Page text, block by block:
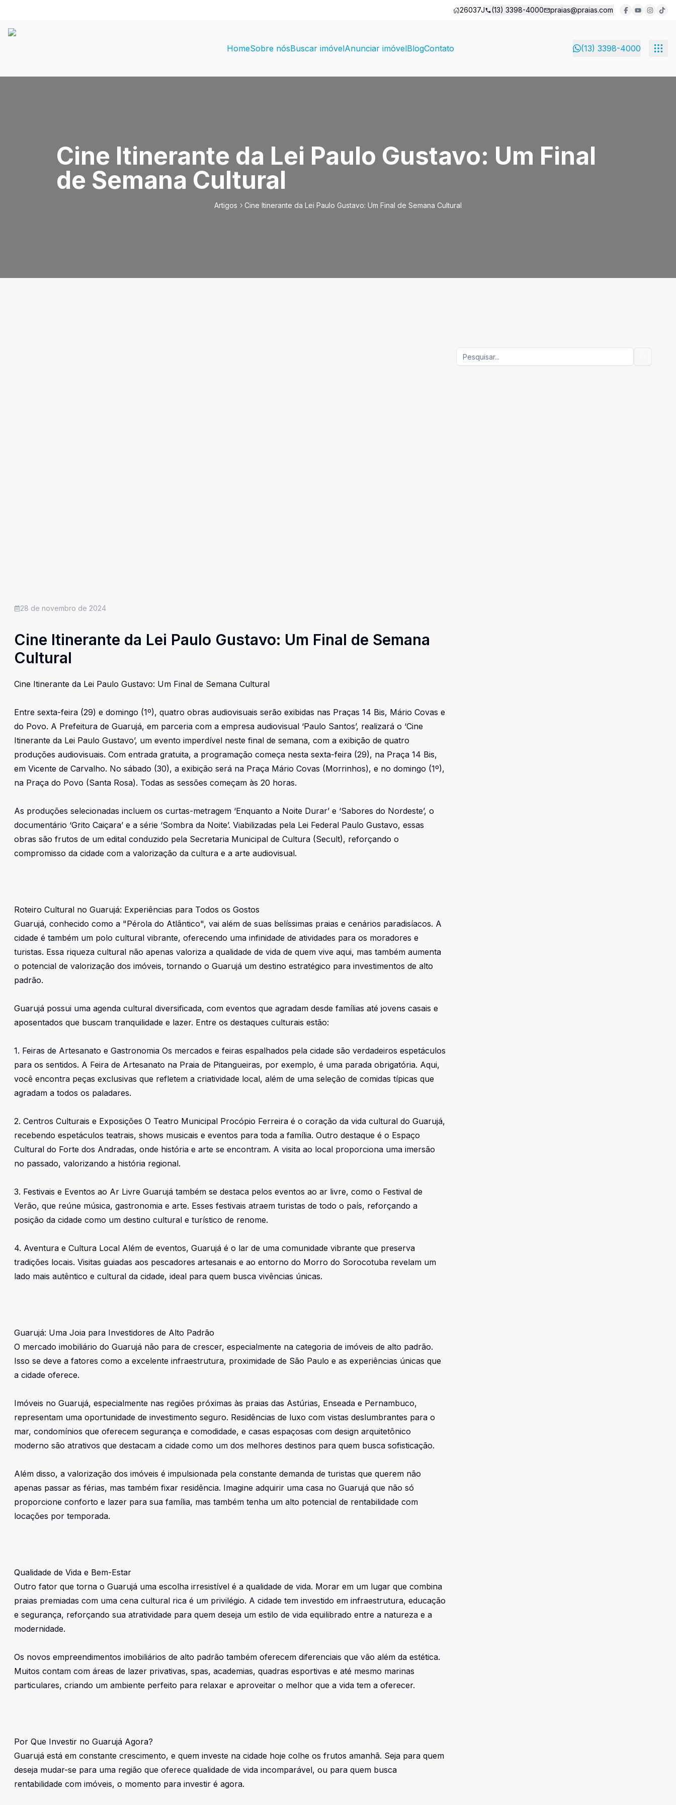
26037J (13) 3398-4000 praias@praias.com
HomeSobre nósBuscar imóvelAnunciar imóvelBlogContato (13) 3398-4000
Cine Itinerante da Lei Paulo Gustavo: Um Final
de Semana Cultural
Artigos Cine Itinerante da Lei Paulo Gustavo: Um Final de Semana Cultural
28 de novembro de 2024
Cine Itinerante da Lei Paulo Gustavo: Um Final de Semana
Cultural
Cine Itinerante da Lei Paulo Gustavo: Um Final de Semana Cultural
Entre sexta-feira (29) e domingo (1º), quatro obras audiovisuais serão exibidas nas Praças 14 Bis, Mário Covas e
do Povo. A Prefeitura de Guarujá, em parceria com a empresa audiovisual ‘Paulo Santos’, realizará o ‘Cine
Itinerante da Lei Paulo Gustavo’, um evento imperdível neste final de semana, com a exibição de quatro
produções audiovisuais. Com entrada gratuita, a programação começa nesta sexta-feira (29), na Praça 14 Bis,
em Vicente de Carvalho. No sábado (30), a exibição será na Praça Mário Covas (Morrinhos), e no domingo (1º),
na Praça do Povo (Santa Rosa). Todas as sessões começam às 20 horas.
As produções selecionadas incluem os curtas-metragem ‘Enquanto a Noite Durar’ e ‘Sabores do Nordeste’, o
documentário ‘Grito Caiçara’ e a série ‘Sombra da Noite’. Viabilizadas pela Lei Federal Paulo Gustavo, essas
obras são frutos de um edital conduzido pela Secretaria Municipal de Cultura (Secult), reforçando o
compromisso da cidade com a valorização da cultura e a arte audiovisual.
Roteiro Cultural no Guarujá: Experiências para Todos os Gostos
Guarujá, conhecido como a "Pérola do Atlântico", vai além de suas belíssimas praias e cenários paradisíacos. A
cidade é também um polo cultural vibrante, oferecendo uma infinidade de atividades para os moradores e
turistas. Essa riqueza cultural não apenas valoriza a qualidade de vida de quem vive aqui, mas também aumenta
o potencial de valorização dos imóveis, tornando o Guarujá um destino estratégico para investimentos de alto
padrão.
Guarujá possui uma agenda cultural diversificada, com eventos que agradam desde famílias até jovens casais e
aposentados que buscam tranquilidade e lazer. Entre os destaques culturais estão:
1. Feiras de Artesanato e Gastronomia Os mercados e feiras espalhados pela cidade são verdadeiros espetáculos
para os sentidos. A Feira de Artesanato na Praia de Pitangueiras, por exemplo, é uma parada obrigatória. Aqui,
você encontra peças exclusivas que refletem a criatividade local, além de uma seleção de comidas típicas que
agradam a todos os paladares.
2. Centros Culturais e Exposições O Teatro Municipal Procópio Ferreira é o coração da vida cultural do Guarujá,
recebendo espetáculos teatrais, shows musicais e eventos para toda a família. Outro destaque é o Espaço
Cultural do Forte dos Andradas, onde história e arte se encontram. A visita ao local proporciona uma imersão
no passado, valorizando a história regional.
3. Festivais e Eventos ao Ar Livre Guarujá também se destaca pelos eventos ao ar livre, como o Festival de
Verão, que reúne música, gastronomia e arte. Esses festivais atraem turistas de todo o país, reforçando a
posição da cidade como um destino cultural e turístico de renome.
4. Aventura e Cultura Local Além de eventos, Guarujá é o lar de uma comunidade vibrante que preserva
tradições locais. Visitas guiadas aos pescadores artesanais e ao entorno do Morro do Sorocotuba revelam um
lado mais autêntico e cultural da cidade, ideal para quem busca vivências únicas.
Guarujá: Uma Joia para Investidores de Alto Padrão
O mercado imobiliário do Guarujá não para de crescer, especialmente na categoria de imóveis de alto padrão.
Isso se deve a fatores como a excelente infraestrutura, proximidade de São Paulo e as experiências únicas que
a cidade oferece.
Imóveis no Guarujá, especialmente nas regiões próximas às praias das Astúrias, Enseada e Pernambuco,
representam uma oportunidade de investimento seguro. Residências de luxo com vistas deslumbrantes para o
mar, condomínios que oferecem segurança e comodidade, e casas espaçosas com design arquitetônico
moderno são atrativos que destacam a cidade como um dos melhores destinos para quem busca sofisticação.
Além disso, a valorização dos imóveis é impulsionada pela constante demanda de turistas que querem não
apenas passar as férias, mas também fixar residência. Imagine adquirir uma casa no Guarujá que não só
proporcione conforto e lazer para sua família, mas também tenha um alto potencial de rentabilidade com
locações por temporada.
Qualidade de Vida e Bem-Estar
Outro fator que torna o Guarujá uma escolha irresistível é a qualidade de vida. Morar em um lugar que combina
praias premiadas com uma cena cultural rica é um privilégio. A cidade tem investido em infraestrutura, educação
e segurança, reforçando sua atratividade para quem deseja um estilo de vida equilibrado entre a natureza e a
modernidade.
Os novos empreendimentos imobiliários de alto padrão também oferecem diferenciais que vão além da estética.
Muitos contam com áreas de lazer privativas, spas, academias, quadras esportivas e até mesmo marinas
particulares, criando um ambiente perfeito para relaxar e aproveitar o melhor que a vida tem a oferecer.
Por Que Investir no Guarujá Agora?
Guarujá está em constante crescimento, e quem investe na cidade hoje colhe os frutos amanhã. Seja para quem
deseja mudar-se para uma região que oferece qualidade de vida incomparável, ou para quem busca
rentabilidade com imóveis, o momento para investir é agora.